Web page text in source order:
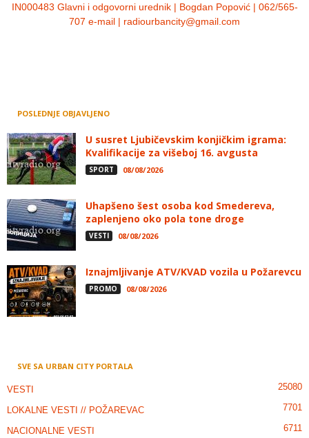
IN000483 Glavni i odgovorni urednik | Bogdan Popović | 062/565-
707 e-mail | radiourbancity@gmail.com
POSLEDNJE OBJAVLJENO
U susret Ljubičevskim konjičkim igrama:
Kvalifikacije za višeboj 16. avgusta
SPORT 08/08/2026
Uhapšeno šest osoba kod Smedereva,
zaplenjeno oko pola tone droge
VESTI 08/08/2026
Iznajmljivanje ATV/KVAD vozila u Požarevcu
PROMO 08/08/2026
SVE SA URBAN CITY PORTALA
VESTI 25080
LOKALNE VESTI // POŽAREVAC 7701
NACIONALNE VESTI 6711